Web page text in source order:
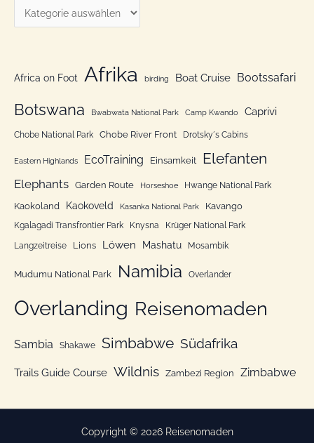
c
a
g
o
i
e
n
Africa on Foot Afrika birding Boat Cruise Bootssafari
Botswana Bwabwata National Park Camp Kwando Caprivi
Chobe National Park Chobe River Front Drotsky´s Cabins
Eastern Highlands EcoTraining Einsamkeit Elefanten
Elephants Garden Route Horseshoe Hwange National Park
Kaokoland Kaokoveld Kasanka National Park Kavango
Kgalagadi Transfrontier Park Knysna Krüger National Park
Langzeitreise Lions Löwen Mashatu Mosambik
Mudumu National Park Namibia Overlander
Overlanding Reisenomaden
Sambia Shakawe Simbabwe Südafrika
Trails Guide Course Wildnis Zambezi Region Zimbabwe
Copyright © 2026 Reisenomaden